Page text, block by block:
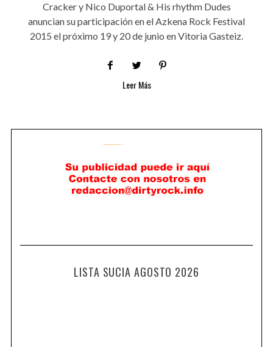
Cracker y Nico Duportal & His rhythm Dudes
anuncian su participación en el Azkena Rock Festival
2015 el próximo 19 y 20 de junio en Vitoria Gasteiz.
Leer Más
LISTA SUCIA AGOSTO 2026